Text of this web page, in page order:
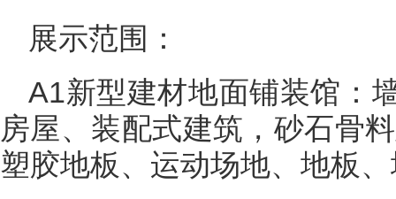
展示范围：
A1新型建材地面铺装馆：
房屋、装配式建筑，砂石骨
塑胶地板、运动场地、地板